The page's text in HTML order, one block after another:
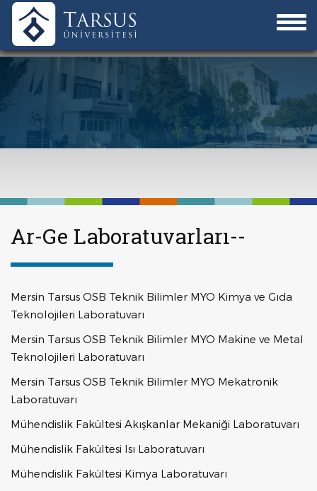
Ar-Ge Laboratuvarları--
Mersin Tarsus OSB Teknik Bilimler MYO Kimya ve Gıda
Teknolojileri Laboratuvarı
Mersin Tarsus OSB Teknik Bilimler MYO Makine ve Metal
Teknolojileri Laboratuvarı
Mersin Tarsus OSB Teknik Bilimler MYO Mekatronik
Laboratuvarı
Mühendislik Fakültesi Akışkanlar Mekaniği Laboratuvarı
Mühendislik Fakültesi Isı Laboratuvarı
Mühendislik Fakültesi Kimya Laboratuvarı